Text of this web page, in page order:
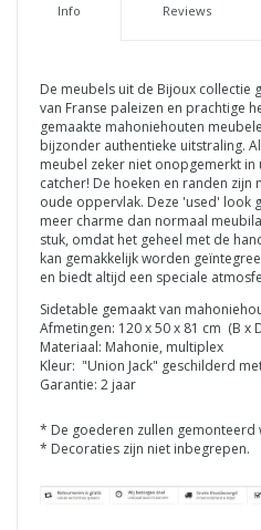
Info Reviews
De meubels uit de Bijoux collectie
van Franse paleizen en prachtige
gemaakte mahoniehouten
bijzonder authentieke uitstraling.
meubel zeker niet onopgemerkt in
catcher! De hoeken en randen
oude oppervlak. Deze 'used' look
meer charme dan normaal
stuk, omdat het geheel met de
kan gemakkelijk worden
en biedt altijd een speciale
Sidetable gemaakt van
Afmetingen: 120 x 50 x 81 cm (B x
Materiaal: Mahonie, multiplex
Kleur: "Union Jack" geschilderd
Garantie: 2 jaar
* De goederen zullen gemonteerd
* Decoraties zijn niet inbegrepen.